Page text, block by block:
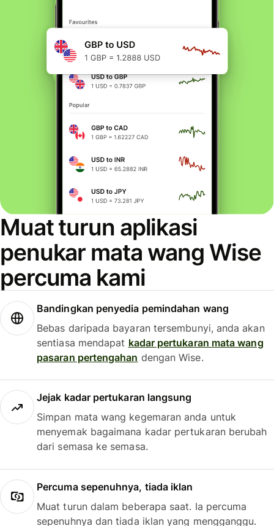
Muat turun aplikasi
penukar mata wang Wise
percuma kami
Bandingkan penyedia pemindahan wang
Bebas daripada bayaran tersembunyi, anda akan
sentiasa mendapat kadar pertukaran mata wang
pasaran pertengahan dengan Wise.
Jejak kadar pertukaran langsung
Simpan mata wang kegemaran anda untuk
menyemak bagaimana kadar pertukaran berubah
dari semasa ke semasa.
Percuma sepenuhnya, tiada iklan
Muat turun dalam beberapa saat. Ia percuma
sepenuhnya dan tiada iklan yang mengganggu.